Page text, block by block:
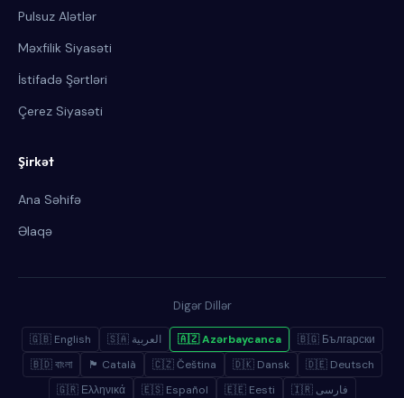
Pulsuz Alətlər
Məxfilik Siyasəti
İstifadə Şərtləri
Çerez Siyasəti
Şirkət
Ana Səhifə
Əlaqə
Digər Dillər
🇬🇧 English 🇸🇦 العربية 🇦🇿 Azərbaycanca
🇧🇬 Български
🇧🇩 বাংলা
🏴 Català 🇨🇿 Čeština 🇩🇰 Dansk
🇩🇪 Deutsch
🇬🇷 Ελληνικά
🇪🇸 Español 🇪🇪 Eesti
🇮🇷 فارسی